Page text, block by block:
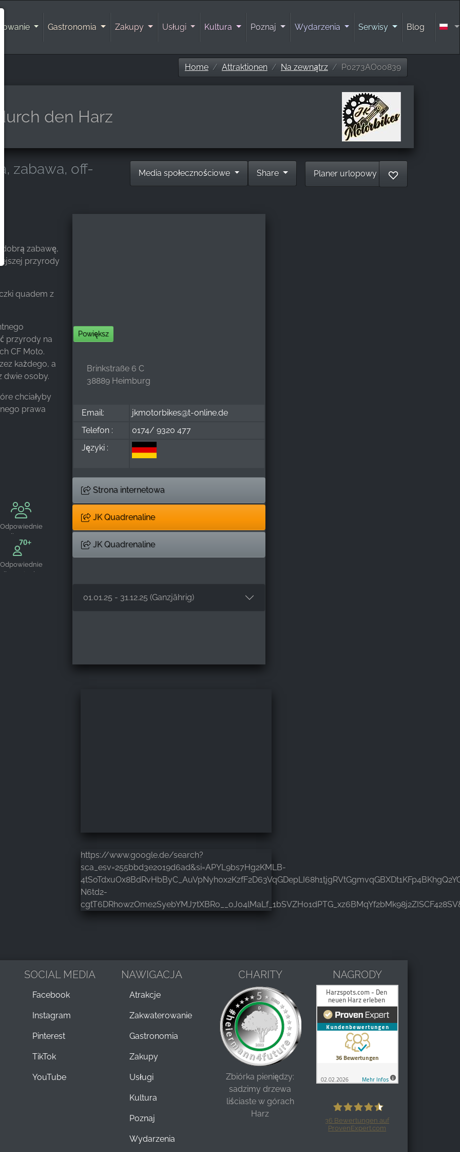
Gastronomia Zakupy Usługi Kultura Poznaj Wydarzenia Serwisy Blog
Home Attraktionen Na zewnątrz P0273AO00839
den Harz
zabawa, off-
Planer urlopowy ♡
Share
Media społecznościowe
dobrą zabawę,
przyrody
quadem z
przyrody na
CF Moto.
każdego, a
dwie osoby.
chciałyby
prawa
Odpowiednie
dla grup
Odpowiednie
dla seniorów
Powiększ
Brinkstraße 6 C
38889 Heimburg
Email:
jkmotorbikes@t-online.de
Telefon :
0174/ 9320 477
Języki :
Strona internetowa
JK Quadrenaline
JK Quadrenaline
01.01.25 - 31.12.25 (Ganzjährig)
https://www.google.de/search?
sca_esv=255bbd3e2019d6ad&si=APYL9bs7Hg2KMLB-
N6td2-
SOCIAL MEDIA
Facebook
Instagram
Pinterest
TikTok
YouTube
NAWIGACJA
Atrakcje
Zakwaterowanie
Gastronomia
Zakupy
Usługi
Kultura
Poznaj
Wydarzenia
CHARITY
Zbiórka pieniędzy:
sadzimy drzewa
liściaste w górach
Harz
NAGRODY
36 Bewertungen auf
ProvenExpert.com